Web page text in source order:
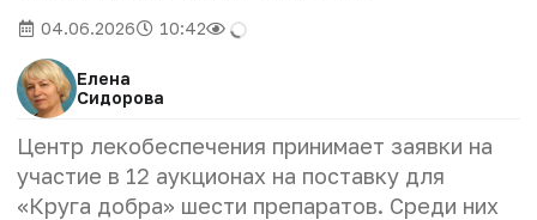
04.06.2026 10:42
Елена
Сидорова
Центр лекобеспечения принимает заявки на
участие в 12 аукционах на поставку для
«Круга добра» шести препаратов. Среди них